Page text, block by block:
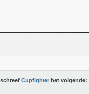
schreef Cupfighter het volgende: